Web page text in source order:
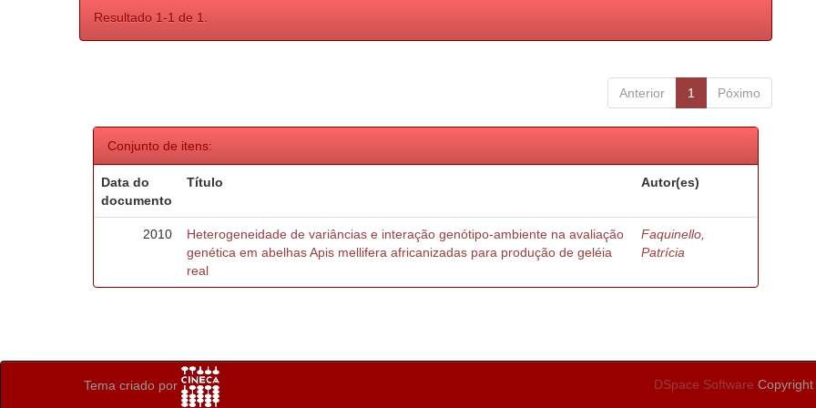
Resultado 1-1 de 1.
Anterior 1 Póximo
Conjunto de itens:
Data do
documento
Título Autor(es)
2010
Heterogeneidade de variâncias e interação genótipo-ambiente na avaliação
genética em abelhas Apis mellifera africanizadas para produção de geléia
real
Faquinello,
Patrícia
Tema criado por DSpace Software